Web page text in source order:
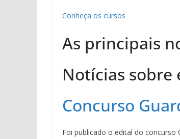
Conheça os cursos
As principais
Notícias sobre
Concurso
Foi publicado o edital do concurso